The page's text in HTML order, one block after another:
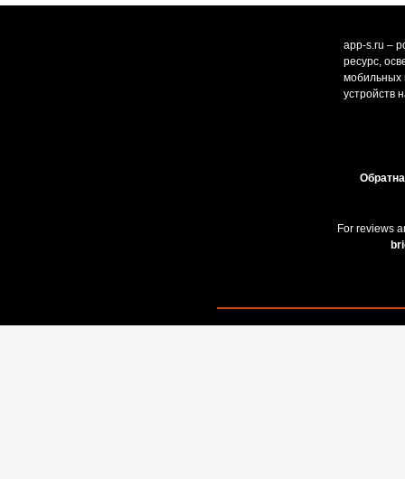
app-s.ru –
ресурс,
мобильных
устройств
For reviews